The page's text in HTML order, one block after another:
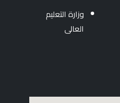
وزارة التعليم
العالى